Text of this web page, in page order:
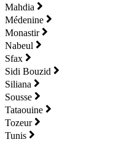
Mahdia
Médenine
Monastir
Nabeul
Sfax
Sidi Bouzid
Siliana
Sousse
Tataouine
Tozeur
Tunis